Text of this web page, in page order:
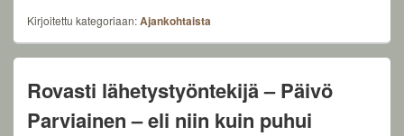
Kirjoitettu kategoriaan:Ajankohtaista
Rovasti lähetystyöntekijä – Päivö
Parviainen – eli niin kuin puhui